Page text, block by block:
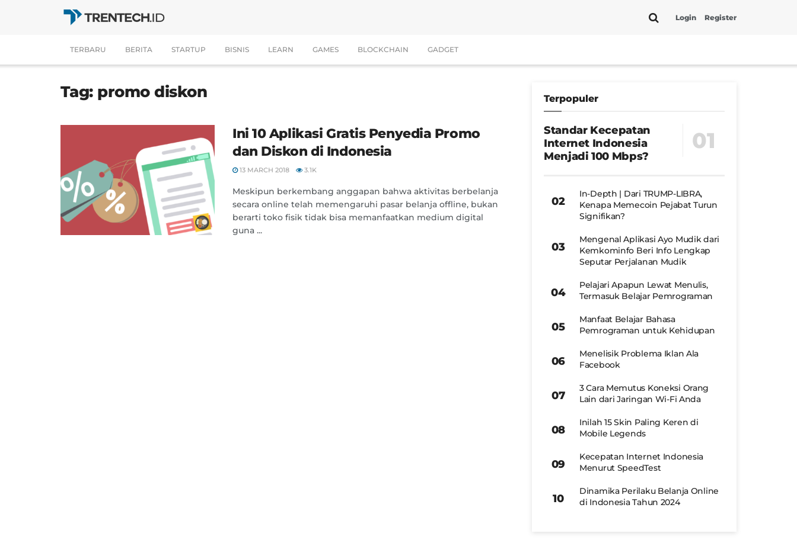
Login Register
TERBARU BERITA STARTUP BISNIS LEARN GAMES BLOCKCHAIN GADGET
Tag: promo diskon
Ini 10 Aplikasi Gratis Penyedia Promo
dan Diskon di Indonesia
13 MARCH 2018 3.1K
Meskipun berkembang anggapan bahwa aktivitas berbelanja
secara online telah memengaruhi pasar belanja offline, bukan
berarti toko fisik tidak bisa memanfaatkan medium digital
guna ...
Terpopuler
Standar Kecepatan
Internet Indonesia
Menjadi 100 Mbps?
In-Depth | Dari TRUMP-LIBRA,
Kenapa Memecoin Pejabat Turun
Signifikan?
Mengenal Aplikasi Ayo Mudik dari
Kemkominfo Beri Info Lengkap
Seputar Perjalanan Mudik
Pelajari Apapun Lewat Menulis,
Termasuk Belajar Pemrograman
Manfaat Belajar Bahasa
Pemrograman untuk Kehidupan
Menelisik Problema Iklan Ala
Facebook
3 Cara Memutus Koneksi Orang
Lain dari Jaringan Wi-Fi Anda
Inilah 15 Skin Paling Keren di
Mobile Legends
Kecepatan Internet Indonesia
Menurut SpeedTest
Dinamika Perilaku Belanja Online
di Indonesia Tahun 2024